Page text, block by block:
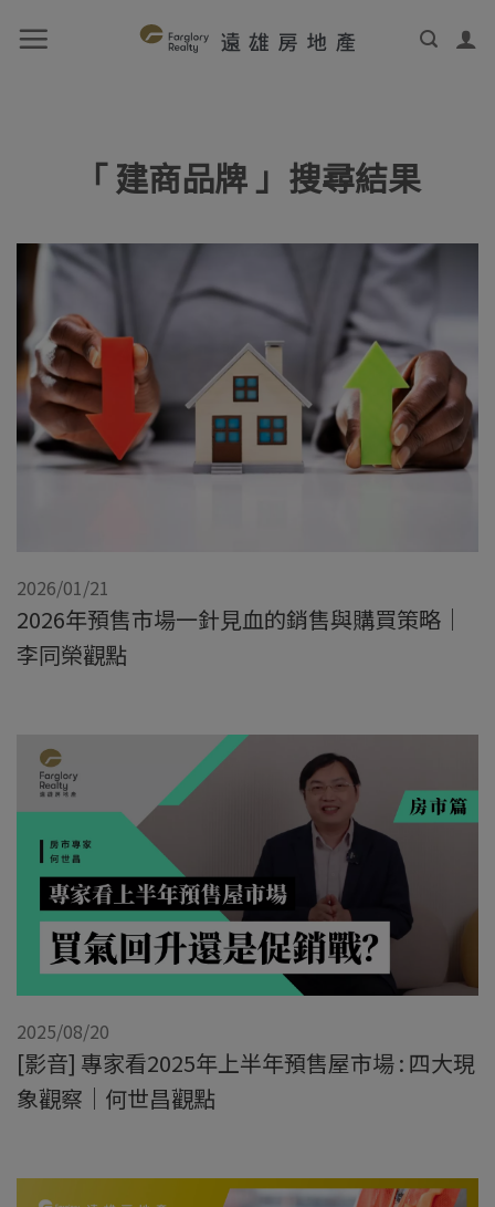
「 建商品牌 」搜尋結果
2026/01/21
2026年預售市場一針見血的銷售與購買策略｜
李同榮觀點
2025/08/20
[影音] 專家看2025年上半年預售屋市場 : 四大現
象觀察｜何世昌觀點